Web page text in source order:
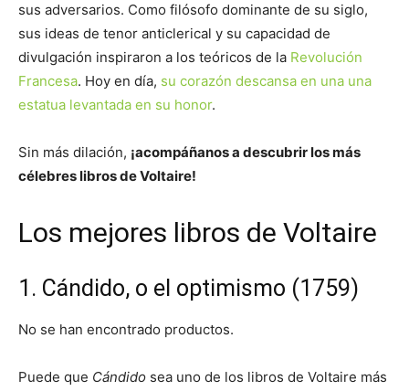
sus adversarios. Como filósofo dominante de su siglo,
sus ideas de tenor anticlerical y su capacidad de
divulgación inspiraron a los teóricos de la Revolución
Francesa. Hoy en día, su corazón descansa en una una
estatua levantada en su honor.
Sin más dilación, ¡acompáñanos a descubrir los más
célebres libros de Voltaire!
Los mejores libros de Voltaire
1. Cándido, o el optimismo (1759)
No se han encontrado productos.
Puede que Cándido sea uno de los libros de Voltaire más